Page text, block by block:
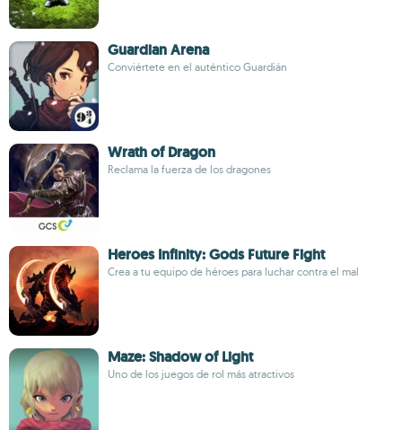
Guardian Arena
Conviértete en el auténtico Guardián
Wrath of Dragon
Reclama la fuerza de los dragones
Heroes Infinity: Gods Future Fight
Crea a tu equipo de héroes para luchar contra el mal
Maze: Shadow of Light
Uno de los juegos de rol más atractivos